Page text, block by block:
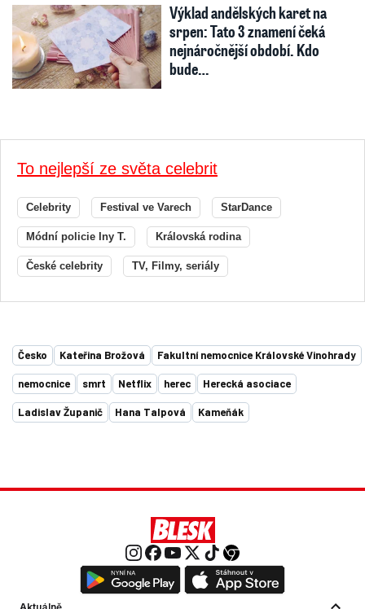
Výklad andělských karet na
srpen: Tato 3 znamení čeká
nejnáročnější období. Kdo
bude…
To nejlepší ze světa celebrit
Celebrity Festival ve Varech StarDance
Módní policie Iny T. Královská rodina
České celebrity TV, Filmy, seriály
Česko Kateřina Brožová Fakultní nemocnice Královské Vinohrady
nemocnice smrt Netflix herec Herecká asociace
Ladislav Županič Hana Talpová Kameňák